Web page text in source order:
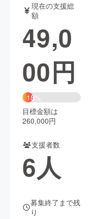
ゲーム・サ
チャレンジ
Creation
コミュニティ
現在の支援総
額
49,0
00円
18%
目標金額は
260,000円
支援者数
6人
募集終了まで残
り